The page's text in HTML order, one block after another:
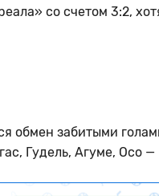
со счетом 3:2,
обмен забитыми
Гудель, Агуме, Осо —